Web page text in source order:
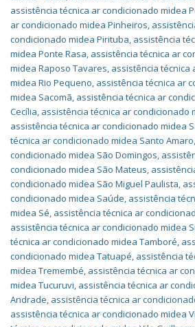
assistência técnica ar condicionado midea
ar condicionado midea Pinheiros,
condicionado midea Pirituba, assistência
midea Ponte Rasa, assistência técnica ar
midea Raposo Tavares, assistência técnica
midea Rio Pequeno, assistência técnica ar
midea Sacomã, assistência técnica ar
Cecília, assistência técnica ar condicionado
assistência técnica ar condicionado midea
técnica ar condicionado midea Santo Amaro,
condicionado midea São Domingos,
condicionado midea São Mateus,
condicionado midea São Miguel Paulista,
condicionado midea Saúde, assistência
midea Sé, assistência técnica ar
assistência técnica ar condicionado midea
técnica ar condicionado midea Tamboré,
condicionado midea Tatuapé, assistência
midea Tremembé, assistência técnica ar
midea Tucuruvi, assistência técnica ar
Andrade, assistência técnica ar
assistência técnica ar condicionado midea